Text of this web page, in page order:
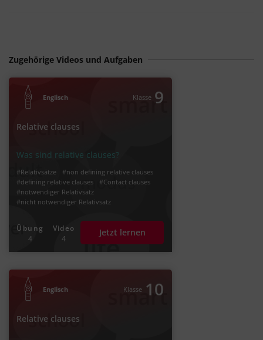
Zugehörige Videos und Aufgaben
Englisch Klasse 9
Relative clauses
Was sind relative clauses?
#Relativsätze
#non defining relative clauses
#defining relative clauses
#Contact clauses
#notwendiger Relativsatz
#nicht notwendiger Relativsatz
Übung
4
Video
4
Jetzt lernen
Englisch Klasse 10
Relative clauses